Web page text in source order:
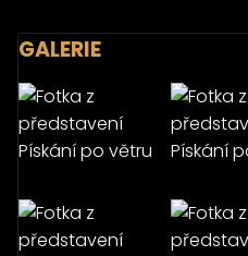
GALERIE